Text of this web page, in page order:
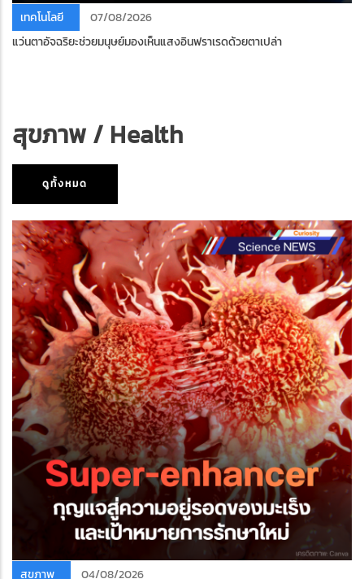
เทคโนโลยี
07/08/2026
แว่นตาอัจฉริยะช่วยมนุษย์มองเห็นแสงอินฟราเรดด้วยตาเปล่า
สุขภาพ / Health
ดูทั้งหมด
สุขภาพ
04/08/2026